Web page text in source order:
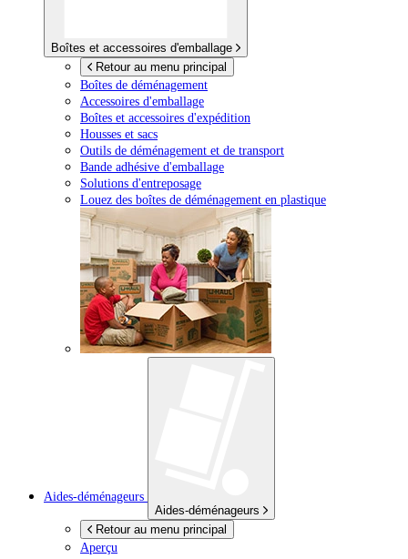
Boîtes et accessoires d'emballage
Retour au menu principal
Boîtes de déménagement
Accessoires d'emballage
Boîtes et accessoires d'expédition
Housses et sacs
Outils de déménagement et de transport
Bande adhésive d'emballage
Solutions d'entreposage
Louez des boîtes de déménagement en plastique
Aides-déménageurs
Aides-déménageurs
Retour au menu principal
Aperçu